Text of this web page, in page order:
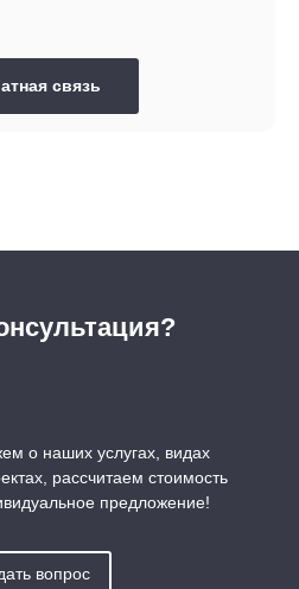
связь
о наших услугах, видах
рассчитаем стоимость
предложение!
вопрос